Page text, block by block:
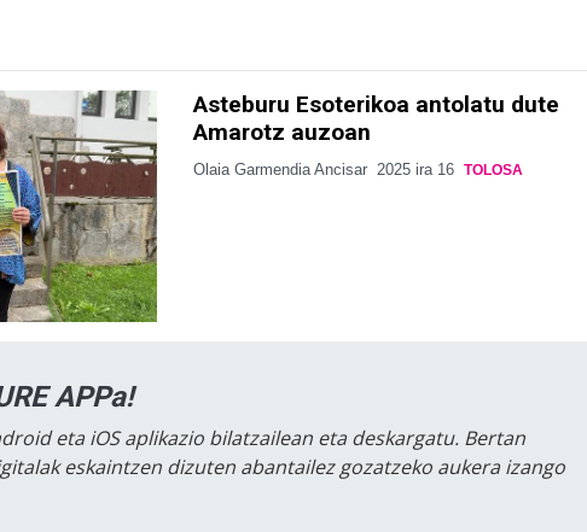
Asteburu Esoterikoa antolatu dute
Amarotz auzoan
Olaia Garmendia Ancisar 2025 ira 16 TOLOSA
APPa!
eta iOS aplikazio bilatzailean eta deskargatu. Bertan
eskaintzen dizuten abantailez gozatzeko aukera izango